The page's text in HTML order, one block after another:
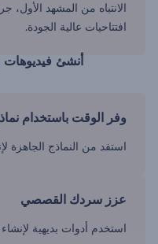
الانتباه من المشهد الأول،
افتتاحيات عالية الجودة.
أنشئ
وفر الوقت باستخدام
استفد من النماذج الجاهزة
عزز سردك القصصي
استخدم أدوات بديهية